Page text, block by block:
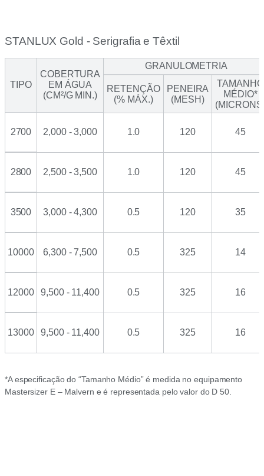
STANLUX Gold - Serigrafia e Têxtil
TIPO
COBERTURA
EM ÁGUA
(CM²/G MIN.)
GRANULOMETRIA
RETENÇÃO
(% MÁX.)
PENEIRA
(MESH)
TAMANHO
MÉDIO*
2700 2,000 - 3,000 1.0 120 45
2800 2,500 - 3,500 1.0 120 45
3500 3,000 - 4,300 0.5 120 35
10000 6,300 - 7,500 0.5 325 14
12000 9,500 - 11,400 0.5 325 16
13000 9,500 - 11,400 0.5 325 16
*A especificação do “Tamanho Médio” é medida no equipamento
Mastersizer E – Malvern e é representada pelo valor do D 50.